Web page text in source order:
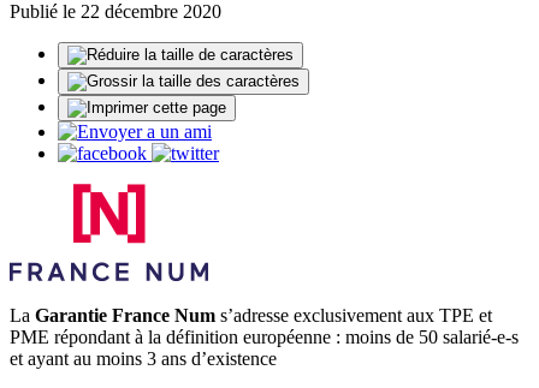
Publié le 22 décembre 2020
La Garantie France Num s’adresse exclusivement aux TPE et
PME répondant à la définition européenne : moins de 50 salarié-e-s
et ayant au moins 3 ans d’existence